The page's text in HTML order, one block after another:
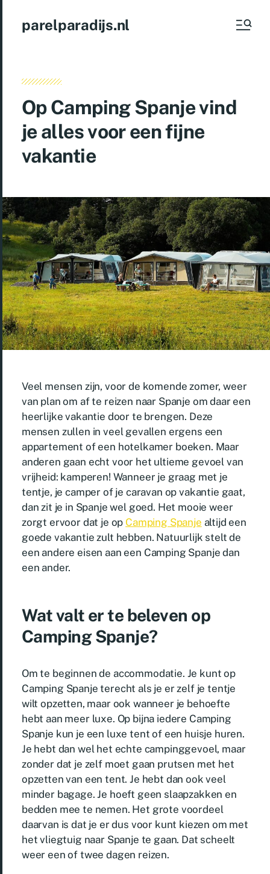
parelparadijs.nl
Op Camping Spanje vind
je alles voor een fijne
vakantie
Veel mensen zijn, voor de komende zomer, weer
van plan om af te reizen naar Spanje om daar een
heerlijke vakantie door te brengen. Deze
mensen zullen in veel gevallen ergens een
appartement of een hotelkamer boeken. Maar
anderen gaan echt voor het ultieme gevoel van
vrijheid: kamperen! Wanneer je graag met je
tentje, je camper of je caravan op vakantie gaat,
dan zit je in Spanje wel goed. Het mooie weer
zorgt ervoor dat je op Camping Spanje altijd een
goede vakantie zult hebben. Natuurlijk stelt de
een andere eisen aan een Camping Spanje dan
een ander.
Wat valt er te beleven op
Camping Spanje?
Om te beginnen de accommodatie. Je kunt op
Camping Spanje terecht als je er zelf je tentje
wilt opzetten, maar ook wanneer je behoefte
hebt aan meer luxe. Op bijna iedere Camping
Spanje kun je een luxe tent of een huisje huren.
Je hebt dan wel het echte campinggevoel, maar
zonder dat je zelf moet gaan prutsen met het
opzetten van een tent. Je hebt dan ook veel
minder bagage. Je hoeft geen slaapzakken en
bedden mee te nemen. Het grote voordeel
daarvan is dat je er dus voor kunt kiezen om met
het vliegtuig naar Spanje te gaan. Dat scheelt
weer een of twee dagen reizen.